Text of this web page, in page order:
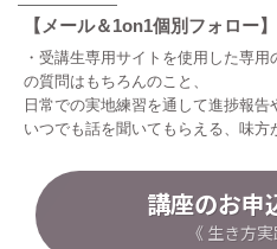
【メール＆1on1個別フォロー】
・受講生専用サイトを使用した専
の質問はもちろんのこと、
日常での実地練習を通して進捗報告
いつでも話を聞いてもらえる、味方
講座のお申
《 生き方